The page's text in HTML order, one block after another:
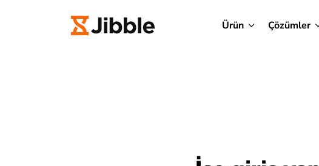
Ürün Çözümler